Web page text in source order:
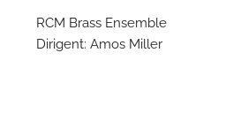
RCM Brass Ensemble
Dirigent: Amos Miller